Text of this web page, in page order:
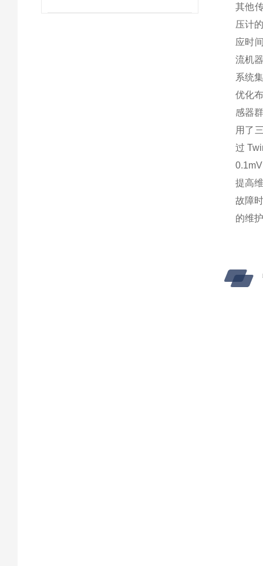
其他
压计
应时
流机
系统
优化
感器
用了
过
提高
故障
的维